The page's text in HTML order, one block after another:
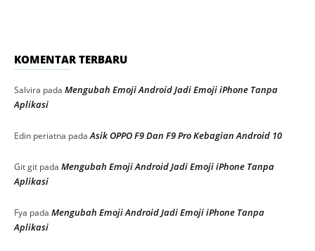
KOMENTAR TERBARU
Salvira pada Mengubah Emoji Android Jadi Emoji iPhone Tanpa
Aplikasi
Edin periatna padaAsik OPPO F9 Dan F9 Pro Kebagian Android 10
Git git pada Mengubah Emoji Android Jadi Emoji iPhone Tanpa
Aplikasi
Fya pada Mengubah Emoji Android Jadi Emoji iPhone Tanpa
Aplikasi